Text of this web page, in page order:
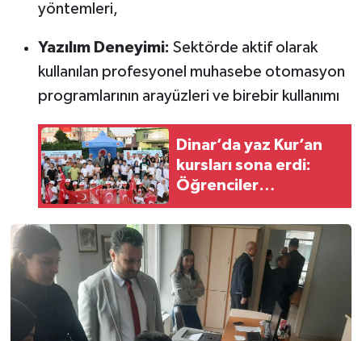
yöntemleri,
Yazılım Deneyimi: Sektörde aktif olarak
kullanılan profesyonel muhasebe otomasyon
programlarının arayüzleri ve birebir kullanımı
Dinar’da yaz Kur’an
kursları sona erdi:
Öğrenciler
belgelerini aldı